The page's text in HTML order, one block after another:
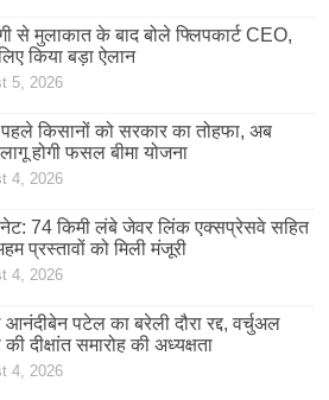
से मुलाकात के बाद बोले फ्लिपकार्ट CEO,
किया बड़ा ऐलान
5, 2026
किसानों को सरकार का तोहफा, अब
होगी फसल बीमा योजना
4, 2026
74 किमी लंबे जेवर लिंक एक्सप्रेसवे सहित
प्रस्तावों को मिली मंजूरी
4, 2026
आनंदीबेन पटेल का बरेली दौरा रद्द, वर्चुअल
दीक्षांत समारोह की अध्यक्षता
4, 2026